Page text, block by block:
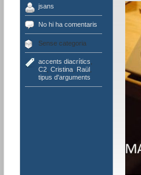
jsans
No hi ha comentaris
Sense categoria
accents diacrítics
C2, Cristina, Raül,
tipus d'arguments